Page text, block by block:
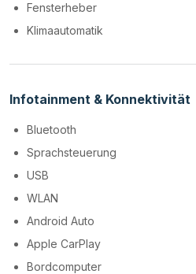
Fensterheber
Klimaautomatik
Infotainment & Konnektivität
Bluetooth
Sprachsteuerung
USB
WLAN
Android Auto
Apple CarPlay
Bordcomputer